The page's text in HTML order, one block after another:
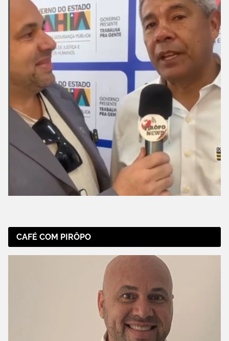
CAFÉ COM PIRÔPO